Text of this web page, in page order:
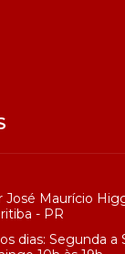
José Maurício
- PR
dias: Segunda a